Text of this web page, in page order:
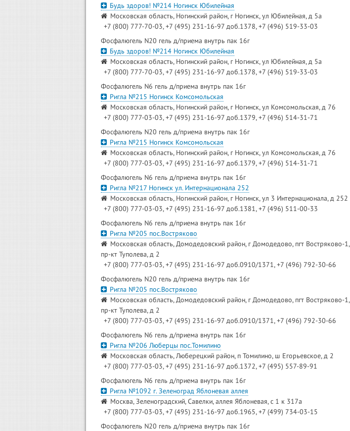
Будь здоров! №214 Ногинск Юбилейная
Московская область, Ногинский район, г Ногинск, ул Юбилейная, д 5а
+7 (800) 777-70-03, +7 (495) 231-16-97 доб.1378, +7 (496) 519-33-03
Фосфалюгель N20 гель д/приема внутрь пак 16г
Будь здоров! №214 Ногинск Юбилейная
Московская область, Ногинский район, г Ногинск, ул Юбилейная, д 5а
+7 (800) 777-70-03, +7 (495) 231-16-97 доб.1378, +7 (496) 519-33-03
Фосфалюгель N6 гель д/приема внутрь пак 16г
Ригла №215 Ногинск Комсомольская
Московская область, Ногинский район, г Ногинск, ул Комсомольская, д 76
+7 (800) 777-03-03, +7 (495) 231-16-97 доб.1379, +7 (496) 514-31-71
Фосфалюгель N20 гель д/приема внутрь пак 16г
Ригла №215 Ногинск Комсомольская
Московская область, Ногинский район, г Ногинск, ул Комсомольская, д 76
+7 (800) 777-03-03, +7 (495) 231-16-97 доб.1379, +7 (496) 514-31-71
Фосфалюгель N6 гель д/приема внутрь пак 16г
Ригла №217 Ногинск ул. Интернационала 252
Московская область, Ногинский район, г Ногинск, ул 3 Интернационала, д 252
+7 (800) 777-03-03, +7 (495) 231-16-97 доб.1381, +7 (496) 511-00-33
Фосфалюгель N6 гель д/приема внутрь пак 16г
Ригла №205 пос.Востряково
Московская область, Домодедовский район, г Домодедово, пгт Востряково-1,
пр-кт Туполева, д 2
+7 (800) 777-03-03, +7 (495) 231-16-97 доб.0910/1371, +7 (496) 792-30-66
Фосфалюгель N20 гель д/приема внутрь пак 16г
Ригла №205 пос.Востряково
Московская область, Домодедовский район, г Домодедово, пгт Востряково-1,
пр-кт Туполева, д 2
+7 (800) 777-03-03, +7 (495) 231-16-97 доб.0910/1371, +7 (496) 792-30-66
Фосфалюгель N6 гель д/приема внутрь пак 16г
Ригла №206 Люберцы пос.Томилино
Московская область, Люберецкий район, п Томилино, ш Егорьевское, д 2
+7 (800) 777-03-03, +7 (495) 231-16-97 доб.1372, +7 (495) 557-89-91
Фосфалюгель N6 гель д/приема внутрь пак 16г
Ригла №1092 г. Зеленоград Яблоневая аллея
Москва, Зеленоградский, Савелки, аллея Яблоневая, с 1 к 317а
+7 (800) 777-03-03, +7 (495) 231-16-97 доб.1965, +7 (499) 734-03-15
Фосфалюгель N20 гель д/приема внутрь пак 16г